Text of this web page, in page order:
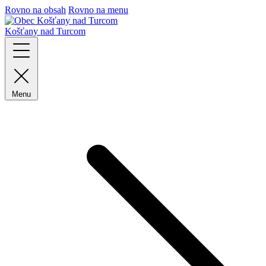
Rovno na obsah Rovno na menu
Košťany nad Turcom
Menu